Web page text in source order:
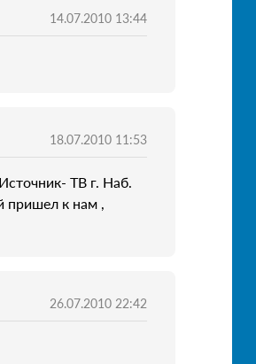
14.07.2010 13:44
18.07.2010 11:53
ТВ г. Наб.
пришел к нам ,
26.07.2010 22:42